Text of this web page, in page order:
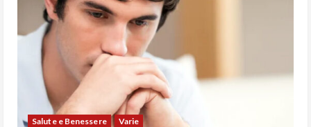
Salute e Benessere Varie